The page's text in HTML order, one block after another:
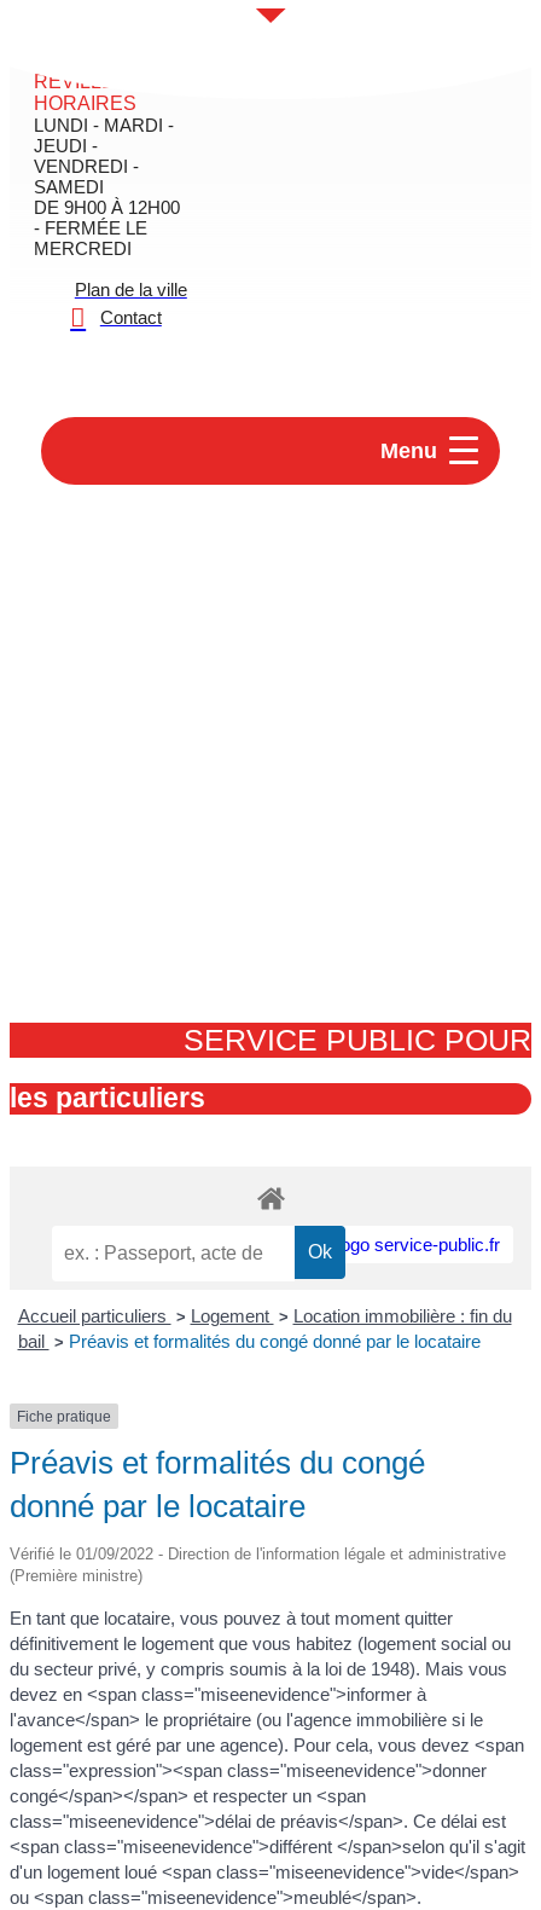
RÉVILLE - SES
HORAIRES
LUNDI - MARDI -
JEUDI -
VENDREDI -
SAMEDI
DE 9H00 À 12H00
- FERMÉE LE
MERCREDI
Plan de la ville
Contact
Menu
SERVICE PUBLIC POUR​
les particuliers
Accueil particuliers > Logement > Location immobilière : fin du
bail > Préavis et formalités du congé donné par le locataire
Fiche pratique
Préavis et formalités du congé
donné par le locataire
Vérifié le 01/09/2022 - Direction de l'information légale et administrative
(Première ministre)
En tant que locataire, vous pouvez à tout moment quitter
définitivement le logement que vous habitez (logement social ou
du secteur privé, y compris soumis à la loi de 1948). Mais vous
devez en <span class="miseenevidence">informer à
l'avance</span> le propriétaire (ou l'agence immobilière si le
logement est géré par une agence). Pour cela, vous devez <span
class="expression"><span class="miseenevidence">donner
congé</span></span> et respecter un <span
class="miseenevidence">délai de préavis</span>. Ce délai est
<span class="miseenevidence">différent </span>selon qu'il s'agit
d'un logement loué <span class="miseenevidence">vide</span>
ou <span class="miseenevidence">meublé</span>.